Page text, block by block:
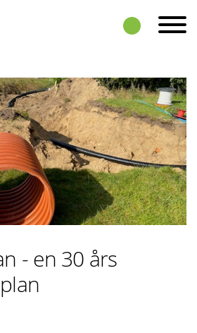
- en 30 års